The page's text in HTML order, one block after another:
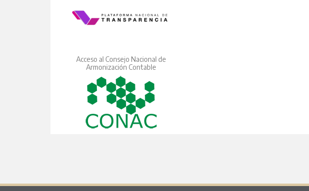
Acceso al Consejo Nacional de
Armonización Contable